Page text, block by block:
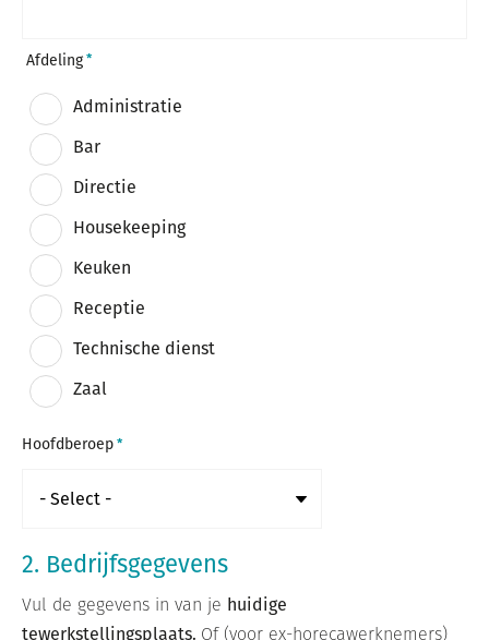
Afdeling
Administratie
Bar
Directie
Housekeeping
Keuken
Receptie
Technische dienst
Zaal
Hoofdberoep
2. Bedrijfsgegevens
Vul de gegevens in van je huidige
tewerkstellingsplaats. Of (voor ex-horecawerknemers)